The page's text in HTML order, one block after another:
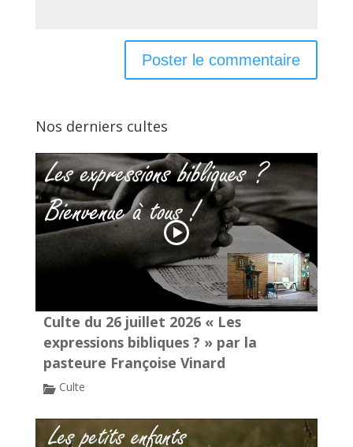
Nos derniers cultes
Culte du 26 juillet 2026 « Les
expressions bibliques ? » par la
pasteure Françoise Vinard
Culte